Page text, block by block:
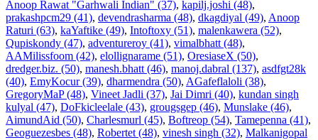
Anoop Rawat "Garhwali Indian" (37), kapilj.joshi (48),
prakashpcm29 (41), devendrasharma (48), dkagdiyal (49), Anoop
Raturi (63), kaYaftike (49), Intoftoxy (51), malenkawera (52),
Qupiskondy (47), adventureroy (41), vimalbhatt (48),
AAMilissfoom (42), elollignarame (51), OresiaseX (50),
dredger.biz. (50), manesh.bhatt (46), manoj.dabral (137), asdfgt28k
(40), EmyKocur (39), dharmendra (50), AGafeflaloli (38),
GregoryMaP (48), Vineet Jadli (37), Jai Dimri (40), kundan singh
kulyal (47), DoFkicleelale (43), grougsgep (46), Munslake (46),
AimundAid (50), Charlesmurl (45), Boftreop (54), Tamepenna (41),
Geoguezesbes (48), Robertet (48), vinesh singh (32), Malkanigopal